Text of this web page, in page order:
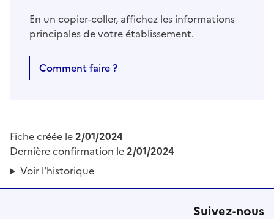
En un copier-coller, affichez les informations
principales de votre établissement.
Comment faire ?
Fiche créée le2/01/2024
Dernière confirmation le2/01/2024
Voir l'historique
Suivez-nous